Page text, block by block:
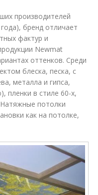
производителей
бренд отличает
фактур и
Newmat
оттенков. Среди
блеска, песка, с
металла и гипса,
пленки в стиле 60-х,
потолки
как на потолке,